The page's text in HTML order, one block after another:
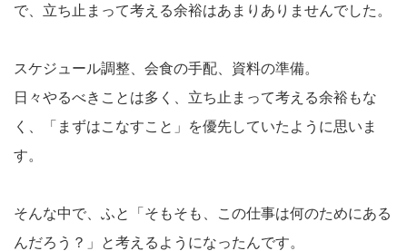
で、立ち止まって考える余裕はあまりありませんでした。
スケジュール調整、会食の手配、資料の準備。
日々やるべきことは多く、立ち止まって考える余裕もな
く、「まずはこなすこと」を優先していたように思いま
す。
そんな中で、ふと「そもそも、この仕事は何のためにある
んだろう？」と考えるようになったんです。